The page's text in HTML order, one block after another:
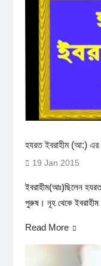
হযরত ইবরাহীম (আ:) এর
19 Jan 2015
ইবরাহীম(আঃ)ছিলেন
পুরুষ। নূহ থেকে
Read More